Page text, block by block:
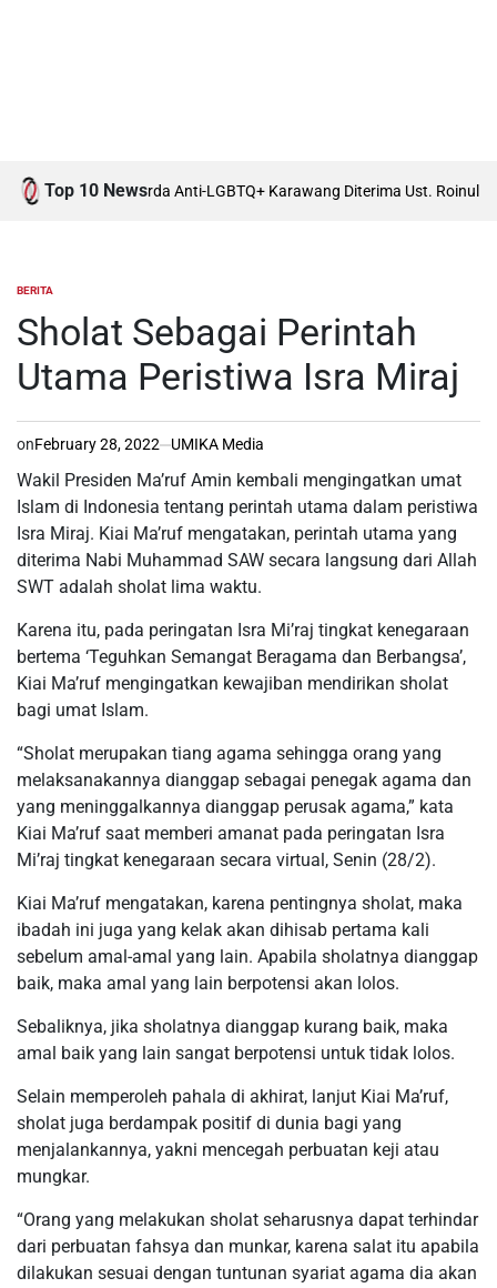
Top 10 News
Draft Raperda Anti-LGBTQ+ Karawang Diterima Ust. Roinul Balad
POSTED
BERITA
Sholat Sebagai Perintah
Utama Peristiwa Isra Miraj
onFebruary 28, 2022 UMIKA Media
Wakil Presiden Ma’ruf Amin kembali mengingatkan umat
Islam di Indonesia tentang perintah utama dalam peristiwa
Isra Miraj. Kiai Ma’ruf mengatakan, perintah utama yang
diterima Nabi Muhammad SAW secara langsung dari Allah
SWT adalah sholat lima waktu.
Karena itu, pada peringatan Isra Mi’raj tingkat kenegaraan
bertema ‘Teguhkan Semangat Beragama dan Berbangsa’,
Kiai Ma’ruf mengingatkan kewajiban mendirikan sholat
bagi umat Islam.
“Sholat merupakan tiang agama sehingga orang yang
melaksanakannya dianggap sebagai penegak agama dan
yang meninggalkannya dianggap perusak agama,” kata
Kiai Ma’ruf saat memberi amanat pada peringatan Isra
Mi’raj tingkat kenegaraan secara virtual, Senin (28/2).
Kiai Ma’ruf mengatakan, karena pentingnya sholat, maka
ibadah ini juga yang kelak akan dihisab pertama kali
sebelum amal-amal yang lain. Apabila sholatnya dianggap
baik, maka amal yang lain berpotensi akan lolos.
Sebaliknya, jika sholatnya dianggap kurang baik, maka
amal baik yang lain sangat berpotensi untuk tidak lolos.
Selain memperoleh pahala di akhirat, lanjut Kiai Ma’ruf,
sholat juga berdampak positif di dunia bagi yang
menjalankannya, yakni mencegah perbuatan keji atau
mungkar.
“Orang yang melakukan sholat seharusnya dapat terhindar
dari perbuatan fahsya dan munkar, karena salat itu apabila
dilakukan sesuai dengan tuntunan syariat agama dia akan